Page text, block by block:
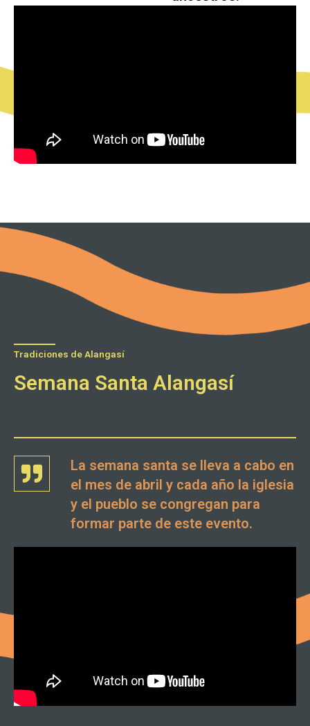
Tradiciones de Alangasí
Semana Santa Alangasí
La semana santa se lleva a cabo en
el mes de abril y cada año la iglesia
y el pueblo se congregan para
formar parte de este evento.